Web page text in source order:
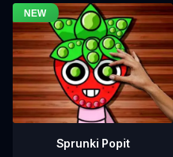
Sprunki Popit